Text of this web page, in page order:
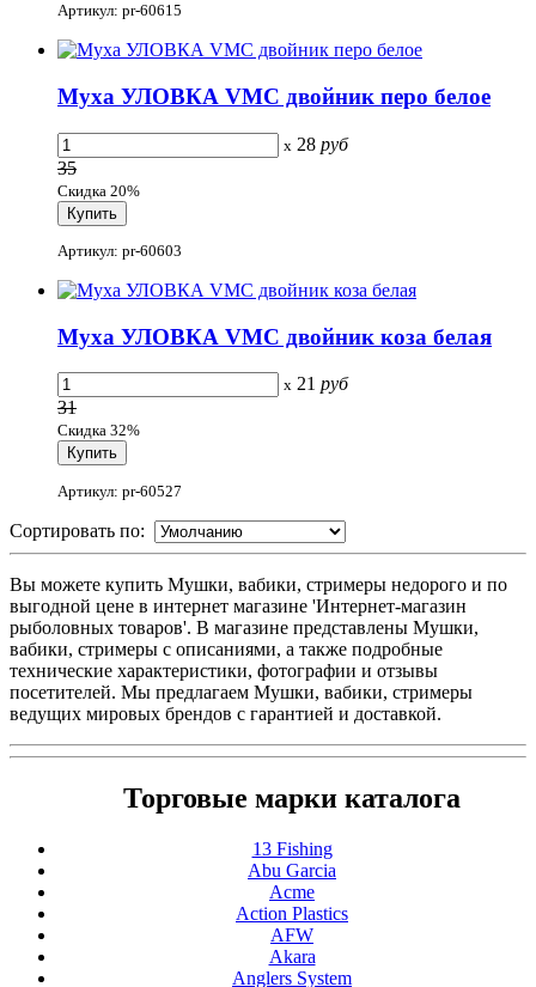
Артикул: pr-60615
Муха УЛОВКА VMC двойник перо белое
x 28 руб
35
Скидка 20%
Артикул: pr-60603
Муха УЛОВКА VMC двойник коза белая
x 21 руб
31
Скидка 32%
Артикул: pr-60527
Сортировать по:
Вы можете купить Мушки, вабики, стримеры недорого и по
выгодной цене в интернет магазине 'Интернет-магазин
рыболовных товаров'. В магазине представлены Мушки,
вабики, стримеры с описаниями, а также подробные
технические характеристики, фотографии и отзывы
посетителей. Мы предлагаем Мушки, вабики, стримеры
ведущих мировых брендов с гарантией и доставкой.
Торговые марки каталога
13 Fishing
Abu Garcia
Acme
Action Plastics
AFW
Akara
Anglers System